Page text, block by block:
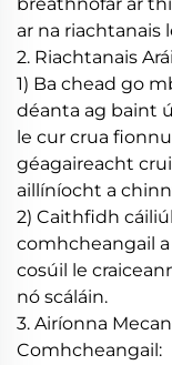
breathnófar ar
ar na riachtanais
2. Riachtanais
1) Ba chead go
déanta ag baint
le cur crua
géagaireacht
aillíníocht a
2) Caithfidh
comhcheangail
cosúil le
nó scáláin.
3. Airíonna
Comhcheangail: